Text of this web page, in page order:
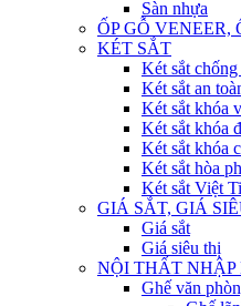
Sàn nhựa
ỐP GỖ VENEER,
KÉT SẮT
Két sắt
Két sắt an
Két sắt khóa
Két sắt khóa
Két sắt khóa
Két sắt hòa
Két sắt Việt
GIÁ SẮT, GIÁ
Giá sắt
Giá siêu thị
NỘI THẤT
Ghế văn